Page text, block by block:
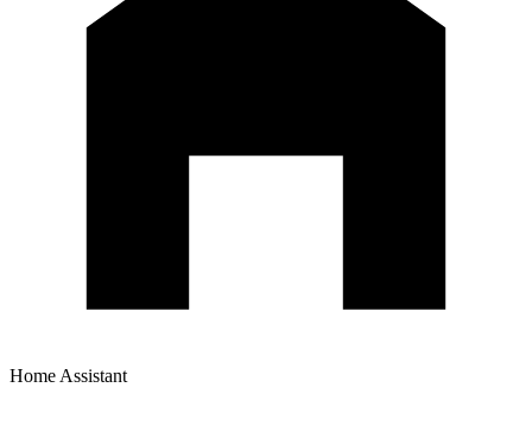
Home Assistant